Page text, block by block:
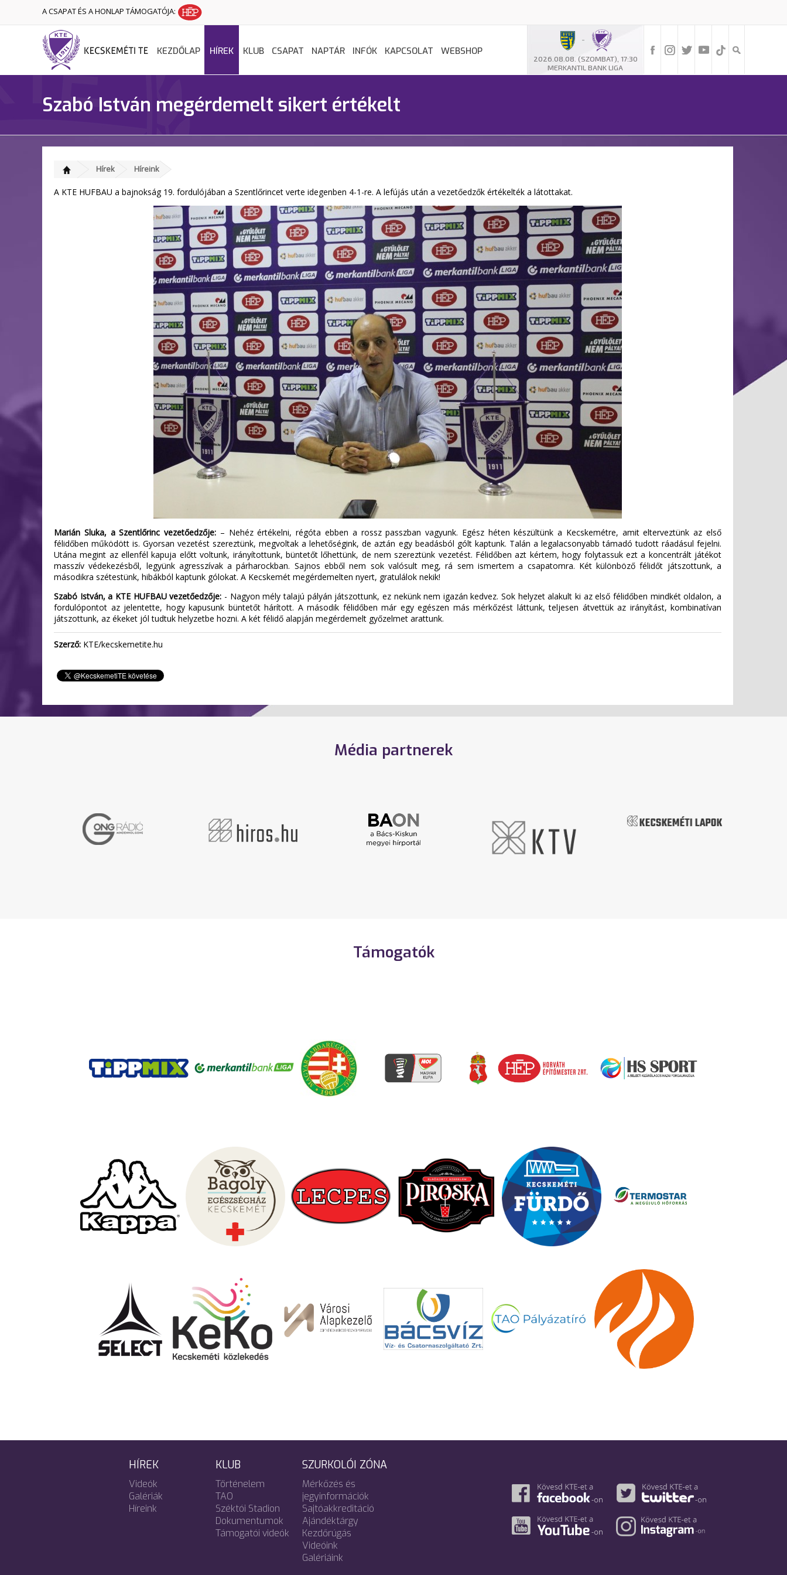
A CSAPAT ÉS A HONLAP TÁMOGATÓJA:
-
2026.08.08. (SZOMBAT), 17:30
MERKANTIL BANK LIGA
KEZDŐLAP HÍREK KLUB CSAPAT NAPTÁR INFÓK KAPCSOLAT WEBSHOP
Szabó István megérdemelt sikert értékelt
Hírek Híreink
A KTE HUFBAU a bajnokság 19. fordulójában a Szentlőrincet verte idegenben 4-1-re. A lefújás után a vezetőedzők értékelték a látottakat.
Marián Sluka, a Szentlőrinc vezetőedzője: – Nehéz értékelni, régóta ebben a rossz passzban vagyunk. Egész héten készültünk a Kecskemétre, amit elterveztünk az első
félidőben működött is. Gyorsan vezetést szereztünk, megvoltak a lehetőségink, de aztán egy beadásból gólt kaptunk. Talán a legalacsonyabb támadó tudott ráadásul fejelni.
Utána megint az ellenfél kapuja előtt voltunk, irányítottunk, büntetőt lőhettünk, de nem szereztünk vezetést. Félidőben azt kértem, hogy folytassuk ezt a koncentrált játékot
masszív védekezésből, legyünk agresszívak a párharockban. Sajnos ebből nem sok valósult meg, rá sem ismertem a csapatomra. Két különböző félidőt játszottunk, a
másodikra szétestünk, hibákból kaptunk gólokat. A Kecskemét megérdemelten nyert, gratulálok nekik!
Szabó István, a KTE HUFBAU vezetőedzője: - Nagyon mély talajú pályán játszottunk, ez nekünk nem igazán kedvez. Sok helyzet alakult ki az első félidőben mindkét oldalon, a
fordulópontot az jelentette, hogy kapusunk büntetőt hárított. A második félidőben már egy egészen más mérkőzést láttunk, teljesen átvettük az irányítást, kombinatívan
játszottunk, az ékeket jól tudtuk helyzetbe hozni. A két félidő alapján megérdemelt győzelmet arattunk.
Szerző: KTE/kecskemetite.hu
Média partnerek
Támogatók
HÍREK
Videók
Galériák
Híreink
KLUB
Történelem
TAO
Széktói Stadion
Dokumentumok
Támogatói videók
SZURKOLÓI ZÓNA
Mérkőzés és
jegyinformációk
Sajtóakkreditáció
Ajándéktárgy
Kezdőrúgás
Videóink
Galériáink